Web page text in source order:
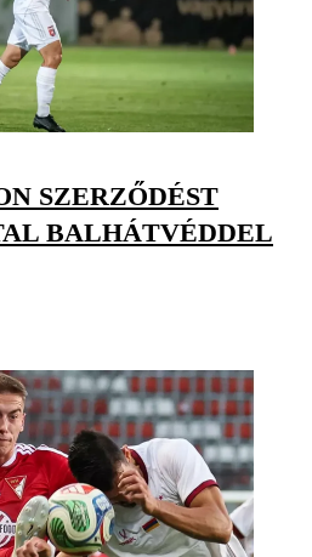
SZERZŐDÉST
BALHÁTVÉDDEL